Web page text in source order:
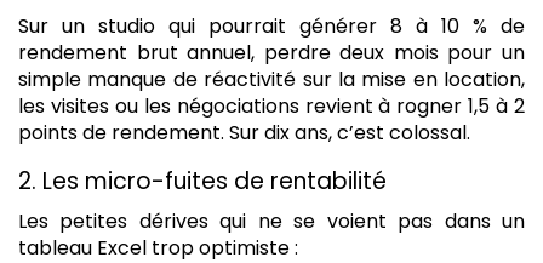
Sur un studio qui pourrait générer 8 à 10 % de
rendement brut annuel, perdre deux mois pour un
simple manque de réactivité sur la mise en location,
les visites ou les négociations revient à rogner 1,5 à 2
points de rendement. Sur dix ans, c’est colossal.
2. Les micro-fuites de rentabilité
Les petites dérives qui ne se voient pas dans un
tableau Excel trop optimiste :